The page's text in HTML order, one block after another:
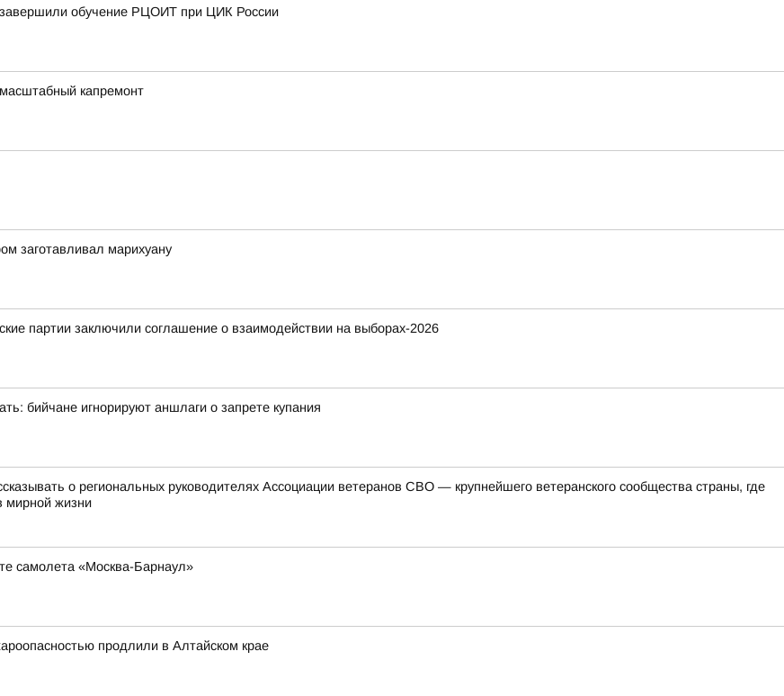
обучение РЦОИТ при ЦИК России
капремонт
заготавливал марихуану
партии заключили соглашение о взаимодействии на выборах-2026
бийчане игнорируют аншлаги о запрете купания
о региональных руководителях Ассоциации ветеранов СВО — крупнейшего ветеранского сообщества страны, где
мирной жизни
самолета «Москва-Барнаул»
продлили в Алтайском крае